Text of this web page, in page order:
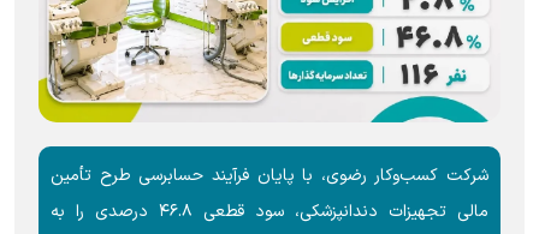
شرکت کسب‌وکار رضوی، با پایان فرآیند حسابرسی طرح تأمین
مالی تجهیزات دندانپزشکی، سود قطعی ۴۶.۸ درصدی را به